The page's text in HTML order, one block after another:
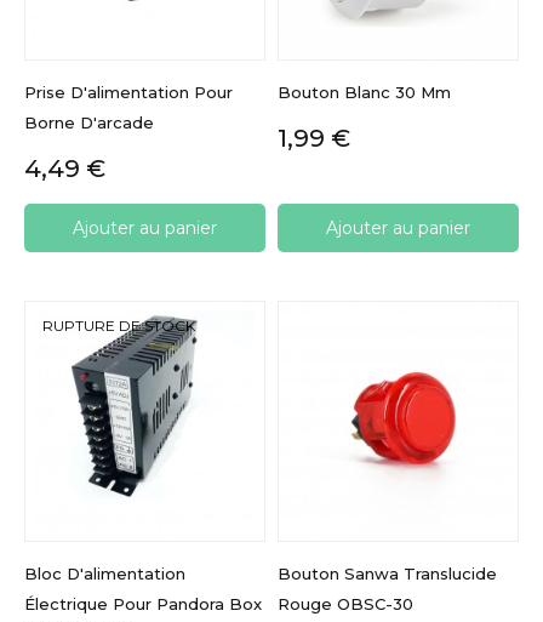
Prise D'alimentation Pour
Borne D'arcade
Prix
4,49 €
Ajouter au panier
Bouton Blanc 30 Mm
Prix
1,99 €
Ajouter au panier
Bloc D'alimentation
Électrique Pour Pandora Box
RUPTURE DE STOCK
Bouton Sanwa Translucide
Rouge OBSC-30